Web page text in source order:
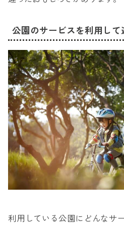
公園のサービスを利用して
利用している公園にどんなサ